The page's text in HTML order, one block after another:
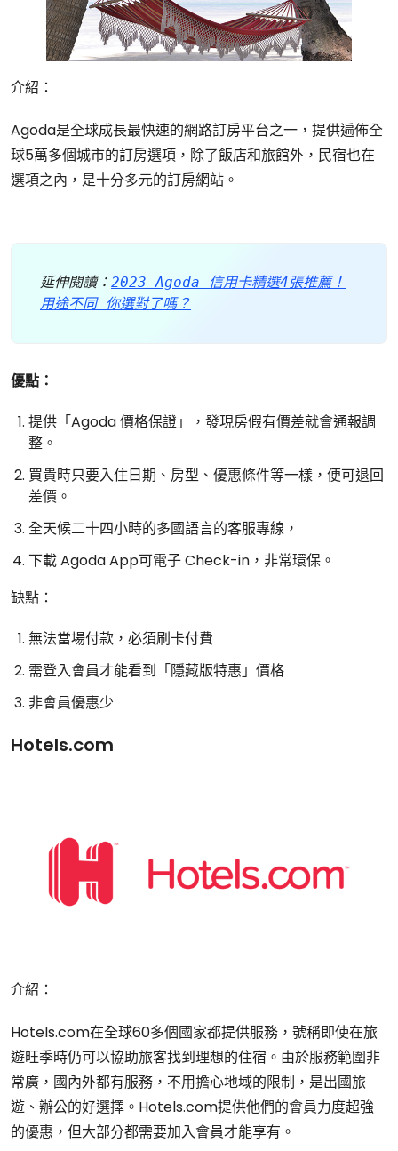
介紹：
Agoda是全球成長最快速的網路訂房平台之一，提供遍佈全
球5萬多個城市的訂房選項，除了飯店和旅館外，民宿也在
選項之內，是十分多元的訂房網站。
延伸閱讀： 2023 Agoda 信用卡精選4張推薦！
用途不同 你選對了嗎？
優點：
提供「Agoda 價格保證」，發現房假有價差就會通報調
整。
買貴時只要入住日期、房型、優惠條件等一樣，便可退回
差價。
全天候二十四小時的多國語言的客服專線，
下載 Agoda App可電子 Check-in，非常環保。
缺點：
無法當場付款，必須刷卡付費
需登入會員才能看到「隱藏版特惠」價格
非會員優惠少
Hotels.com
介紹：
Hotels.com在全球60多個國家都提供服務，號稱即使在旅
遊旺季時仍可以協助旅客找到理想的住宿。由於服務範圍非
常廣，國內外都有服務，不用擔心地域的限制，是出國旅
遊、辦公的好選擇。Hotels.com提供他們的會員力度超強
的優惠，但大部分都需要加入會員才能享有。